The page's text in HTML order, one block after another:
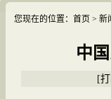
您现在的位置： 首页 > 新
中
[